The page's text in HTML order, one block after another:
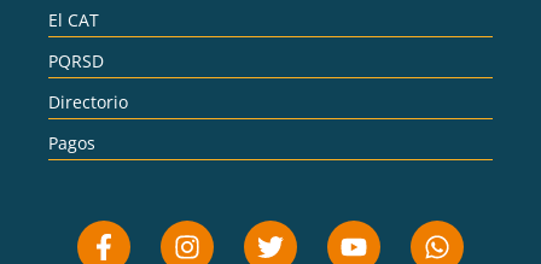
El CAT
PQRSD
Directorio
Pagos